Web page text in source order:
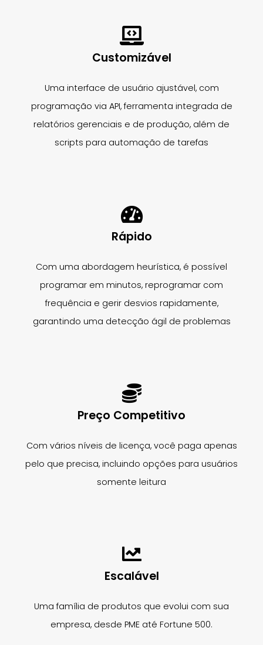
Customizável
Uma interface de usuário ajustável, com
programação via API, ferramenta integrada de
relatórios gerenciais e de produção, além de
scripts para automação de tarefas
Rápido
Com uma abordagem heurística, é possível
programar em minutos, reprogramar com
frequência e gerir desvios rapidamente,
garantindo uma detecção ágil de problemas
Preço Competitivo
Com vários níveis de licença, você paga apenas
pelo que precisa, incluindo opções para usuários
somente leitura
Escalável
Uma família de produtos que evolui com sua
empresa, desde PME até Fortune 500.